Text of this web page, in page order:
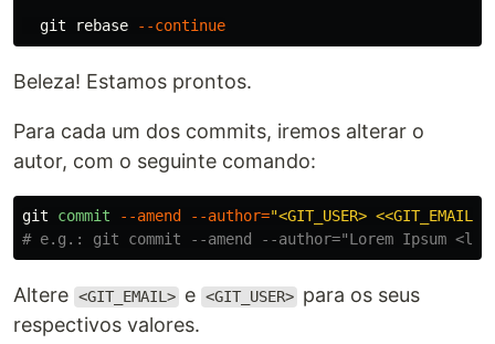
  git rebase
--continue
Beleza! Estamos prontos.
Para cada um dos commits, iremos alterar o
autor, com o seguinte comando:
git commit --amend --author="<GIT_USER>
# e.g.: git commit --amend --author="Lorem Ipsum
Altere <GIT_EMAIL> e <GIT_USER> para os seus
respectivos valores.